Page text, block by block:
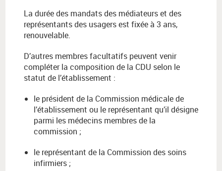
La durée des mandats des médiateurs et des
représentants des usagers est fixée à 3 ans,
renouvelable.
D’autres membres facultatifs peuvent venir
compléter la composition de la CDU selon le
statut de l’établissement :
le président de la Commission médicale de
l’établissement ou le représentant qu’il désigne
parmi les médecins membres de la
commission ;
le représentant de la Commission des soins
infirmiers ;